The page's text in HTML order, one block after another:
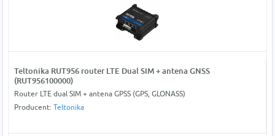
Teltonika RUT956 router LTE Dual SIM + antena GNSS
(RUT956100000)
Router LTE dual SIM + antena GPSS (GPS, GLONASS)
Producent: Teltonika